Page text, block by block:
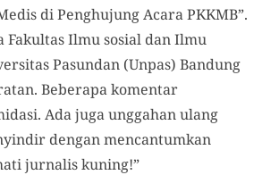
di Penghujung Acara PKKMB”.
Fakultas Ilmu sosial dan Ilmu
Pasundan (Unpas) Bandung
Beberapa komentar
Ada juga unggahan ulang
dengan mencantumkan
jurnalis kuning!”